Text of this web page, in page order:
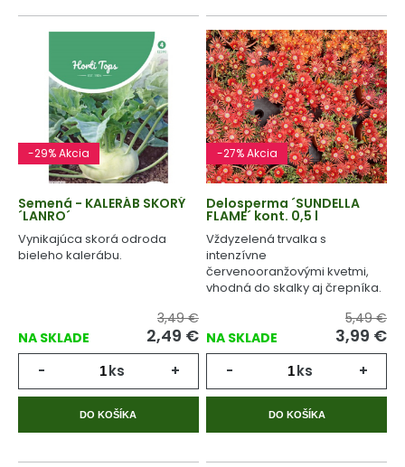
-29% Akcia
Semená - KALERÁB SKORÝ
´LANRO´
Vynikajúca skorá odroda
bieleho kalerábu.
NA SKLADE
3,49 €
2,49 €
- ks +
DO KOŠÍKA
-27% Akcia
Delosperma ´SUNDELLA
FLAME´ kont. 0,5 l
Vždyzelená trvalka s
intenzívne
červenooranžovými kvetmi,
vhodná do skalky aj črepníka.
NA SKLADE
5,49 €
3,99 €
- ks +
DO KOŠÍKA